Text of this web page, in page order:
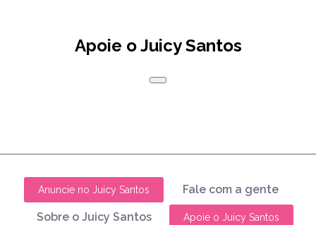
Apoie o Juicy Santos
Anuncie no Juicy Santos Fale com a gente
Sobre o Juicy Santos Apoie o Juicy Santos